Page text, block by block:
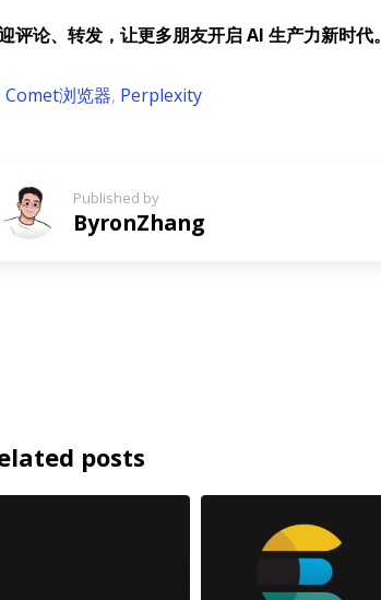
评论、转发，让更多朋友开启 AI 生产力新时代。
Comet浏览器, Perplexity
Published by
ByronZhang
posts